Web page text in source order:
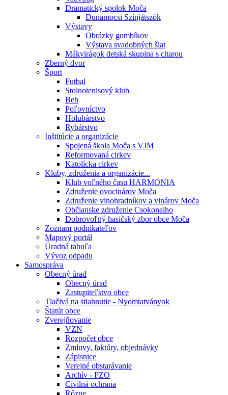
Dramatický spolok Moča
Dunamocsi Színjátszók
Výstavy
Obrázky gombíkov
Výstava svadobných šiat
Mákvirágok detská skupina s citarou
Zberný dvor
Šport
Futbal
Stolnotenisový klub
Beh
Poľovníctvo
Holubárstvo
Rybárstvo
Inštitúcie a organizácie
Spojená škola Moča s VJM
Reformovaná cirkev
Katolícka cirkev
Kluby, združenia a organizácie...
Klub voľného času HARMONIA
Združenie ovocinárov Moča
Združenie vinohradníkov a vinárov Moča
Občianske združenie Csokonaiho
Dobrovoľný hasičský zbor obce Moča
Zoznam podnikateľov
Mapový portál
Úradná tabuľa
Vývoz odpadu
Samospráva
Obecný úrad
Obecný úrad
Zastupiteľstvo obce
Tlačivá na stiahnutie - Nyomtatványok
Štatút obce
Zverejňovanie
VZN
Rozpočet obce
Zmluvy, faktúry, objednávky
Zápisnice
Verejné obstarávanie
Archív - FZO
Civilná ochrana
Rôzne